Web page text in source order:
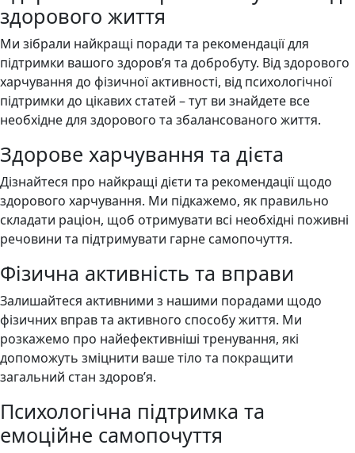
здорового життя
Ми зібрали найкращі поради та рекомендації для
підтримки вашого здоров’я та добробуту. Від здорового
харчування до фізичної активності, від психологічної
підтримки до цікавих статей – тут ви знайдете все
необхідне для здорового та збалансованого життя.
Здорове харчування та дієта
Дізнайтеся про найкращі дієти та рекомендації щодо
здорового харчування. Ми підкажемо, як правильно
складати раціон, щоб отримувати всі необхідні поживні
речовини та підтримувати гарне самопочуття.
Фізична активність та вправи
Залишайтеся активними з нашими порадами щодо
фізичних вправ та активного способу життя. Ми
розкажемо про найефективніші тренування, які
допоможуть зміцнити ваше тіло та покращити
загальний стан здоров’я.
Психологічна підтримка та
емоційне самопочуття